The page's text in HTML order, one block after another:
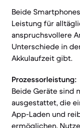
Beide
Leistung für
anspruchsvollere
Unterschiede in
Akkulaufzeit gibt.
Prozessorleistung:
Beide Geräte sind
ausgestattet, die
App-Laden und
ermöglichen.